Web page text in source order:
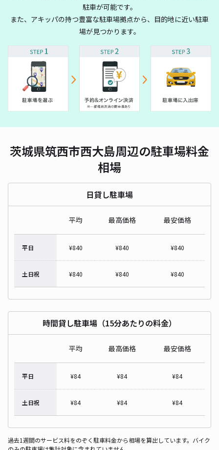
駐車が可能です。
また、アキッパの持つ豊富な駐車場拠点から、目的地に近い駐車
場が見つかります。
茨城県筑西市西大島周辺の駐車場料金
相場
日貸し駐車場
平均 最高価格 最安価格
平日 ¥840 ¥840 ¥840
土日祝 ¥840 ¥840 ¥840
時間貸し駐車場（15分あたりの料金）
平均 最高価格 最安価格
平日 ¥84 ¥84 ¥84
土日祝 ¥84 ¥84 ¥84
過去1週間のサービス料をのぞく駐車料金から相場を算出しています。バイク